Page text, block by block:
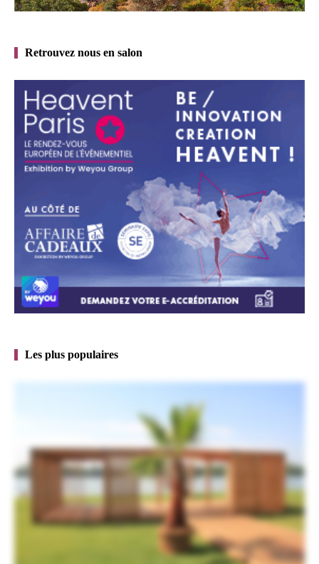
Retrouvez nous en salon
Les plus populaires